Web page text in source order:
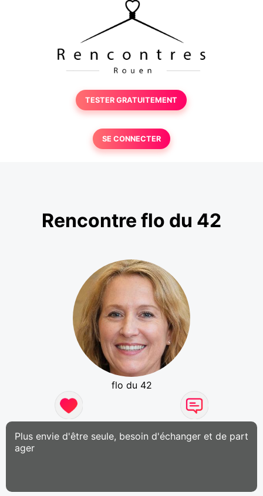
TESTER GRATUITEMENT
SE CONNECTER
Rencontre flo du 42
flo du 42
Plus envie d'être seule, besoin d'échanger et de part
ager